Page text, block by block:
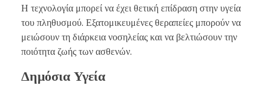
Η τεχνολογία μπορεί να έχει θετική επίδραση στην υγεία
του πληθυσμού. Εξατομικευμένες θεραπείες μπορούν να
μειώσουν τη διάρκεια νοσηλείας και να βελτιώσουν την
ποιότητα ζωής των ασθενών.
Δημόσια Υγεία